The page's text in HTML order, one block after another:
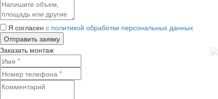
Я согласен с политикой обработки персональных данных
Заказать монтаж